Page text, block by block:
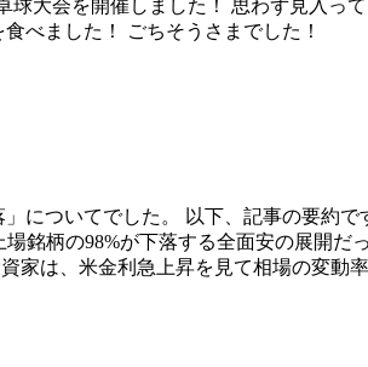
大会を開催しました！ 思わず見入っ
べました！ ごちそうさまでした！
についてでした。 以下、記事の要約
銘柄の98%が下落する全面安の展開だ
家は、米金利急上昇を見て相場の変動